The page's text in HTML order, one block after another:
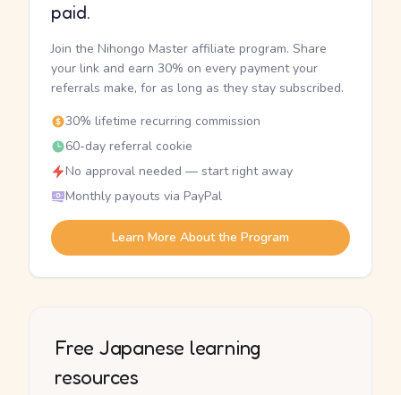
paid.
Join the Nihongo Master affiliate program. Share
your link and earn 30% on every payment your
referrals make, for as long as they stay subscribed.
30% lifetime recurring commission
60-day referral cookie
No approval needed — start right away
Monthly payouts via PayPal
Learn More About the Program
Free Japanese learning
resources